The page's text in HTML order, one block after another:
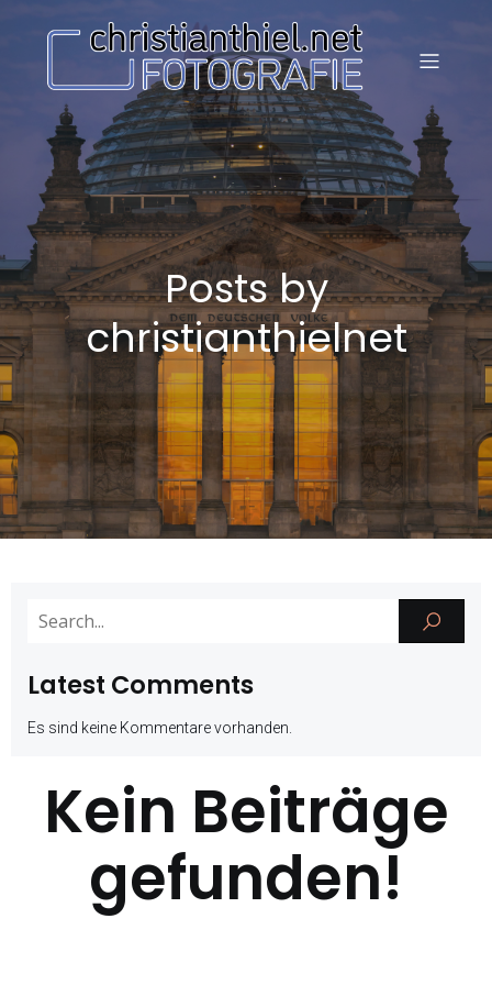
Posts by
christianthielnet
Latest Comments
Es sind keine Kommentare vorhanden.
Kein Beiträge
gefunden!